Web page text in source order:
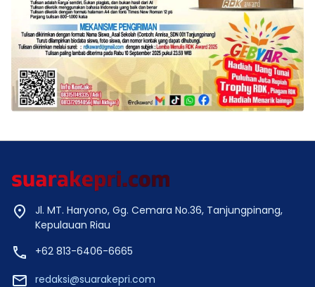
Jl. MT. Haryono, Gg. Cemara No.36, Tanjungpinang,
Kepulauan Riau
+62 813-6406-6665
redaksi@suarakepri.com